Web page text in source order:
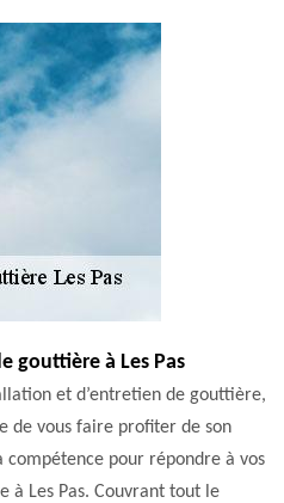
gouttière à Les Pas
et d’entretien de gouttière,
de vous faire profiter de son
compétence pour répondre à vos
à Les Pas. Couvrant tout le